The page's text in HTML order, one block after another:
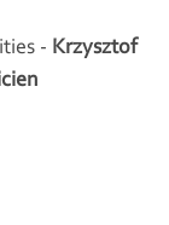
- Krzysztof